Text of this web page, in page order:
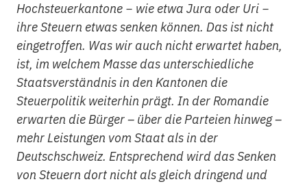
Hochsteuerkantone − wie etwa Jura oder Uri −
ihre Steuern etwas senken können. Das ist nicht
eingetroffen. Was wir auch nicht erwartet haben,
ist, im welchem Masse das unterschiedliche
Staatsverständnis in den Kantonen die
Steuerpolitik weiterhin prägt. In der Romandie
erwarten die Bürger – über die Parteien hinweg –
mehr Leistungen vom Staat als in der
Deutschschweiz. Entsprechend wird das Senken
von Steuern dort nicht als gleich dringend und